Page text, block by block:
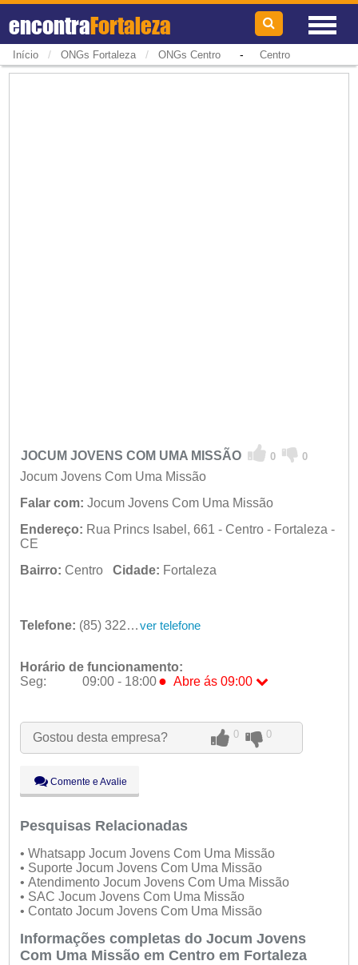
encontraFortaleza
Início / ONGs Fortaleza / ONGs Centro- Centro
JOCUM JOVENS COM UMA MISSÃO 0 0
Jocum Jovens Com Uma Missão
Falar com: Jocum Jovens Com Uma Missão
Endereço: Rua Princs Isabel, 661 - Centro - Fortaleza -
CE
Bairro: Centro Cidade: Fortaleza
Telefone: (85) 3226-2111 ver telefone
Horário de funcionamento:
Seg:
09:00 - 18:00 ● Abre ás 09:00
Qua:
09:00 - 18:00
Qui:
09:00 - 18:00
Sáb:
Dom:
Fechado
Gostou desta empresa? 0 0
Comente e Avalie
Pesquisas Relacionadas
• Whatsapp Jocum Jovens Com Uma Missão
• Suporte Jocum Jovens Com Uma Missão
• Atendimento Jocum Jovens Com Uma Missão
• SAC Jocum Jovens Com Uma Missão
• Contato Jocum Jovens Com Uma Missão
Informações completas do Jocum Jovens
Com Uma Missão em Centro em Fortaleza